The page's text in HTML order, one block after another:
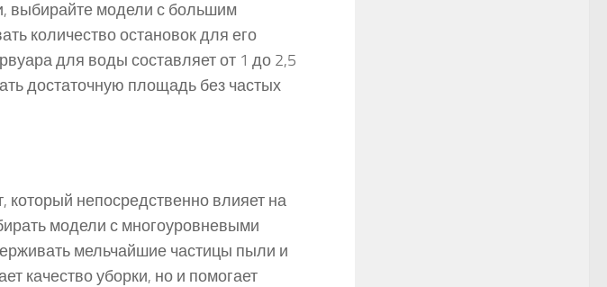
выбирайте модели с большим
количество остановок для его
для воды составляет от 1 до 2,5
достаточную площадь без частых
непосредственно влияет на
модели с многоуровневыми
мельчайшие частицы пыли и
качество уборки, но и помогает